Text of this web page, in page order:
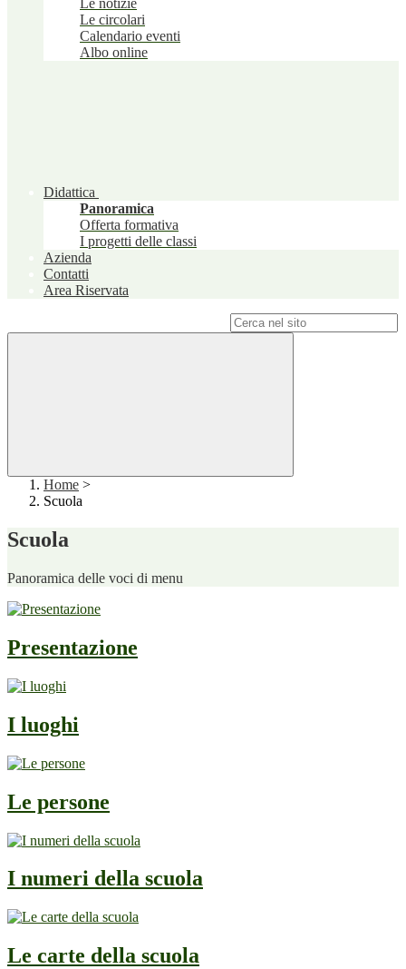
Le notizie
Le circolari
Calendario eventi
Albo online
Didattica
Panoramica
Offerta formativa
I progetti delle classi
Azienda
Contatti
Area Riservata
Home >
Scuola
Scuola
Panoramica delle voci di menu
Presentazione
I luoghi
Le persone
I numeri della scuola
Le carte della scuola